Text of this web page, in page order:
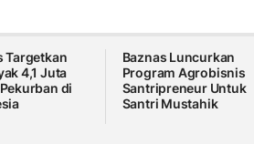
Targetkan
4,1 Juta
di
Baznas Luncurkan
Program Agrobisnis
Santripreneur Untuk
Santri Mustahik